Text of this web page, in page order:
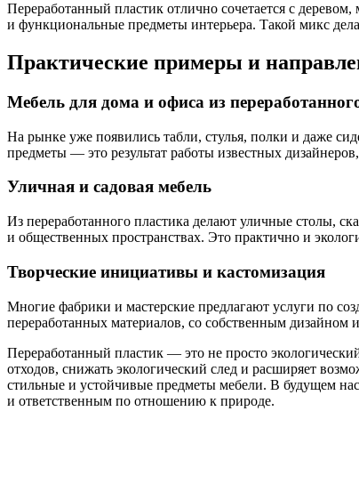
Переработанный пластик отлично сочетается с
и функциональные предметы интерьера. Такой микс
Практические примеры и
Мебель для дома и офиса из
На рынке уже появились табли, стулья, полки и даже
предметы — это результат работы известных
Уличная и садовая мебель
Из переработанного пластика делают уличные столы,
и общественных пространствах. Это практично и
Творческие инициативы и кастомизация
Многие фабрики и мастерские предлагают услуги по
переработанных материалов, со собственным дизайном
Переработанный пластик — это не просто
отходов, снижать экологический след и расширяет
стильные и устойчивые предметы мебели. В будущем
и ответственным по отношению к природе.